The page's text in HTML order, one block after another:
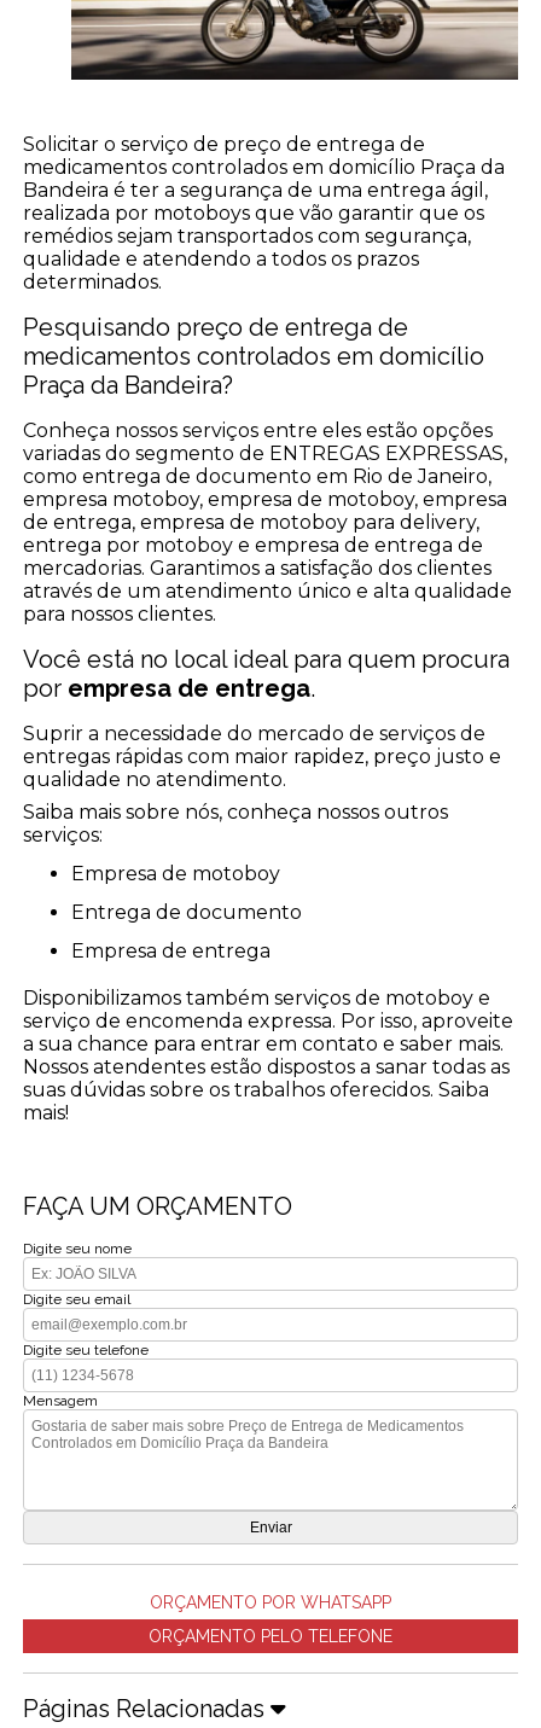
Solicitar o serviço de preço de entrega de
medicamentos controlados em domicílio Praça da
Bandeira é ter a segurança de uma entrega ágil,
realizada por motoboys que vão garantir que os
remédios sejam transportados com segurança,
qualidade e atendendo a todos os prazos
determinados.
Pesquisando preço de entrega de
medicamentos controlados em domicílio
Praça da Bandeira?
Conheça nossos serviços entre eles estão opções
variadas do segmento de ENTREGAS EXPRESSAS,
como entrega de documento em Rio de Janeiro,
empresa motoboy, empresa de motoboy, empresa
de entrega, empresa de motoboy para delivery,
entrega por motoboy e empresa de entrega de
mercadorias. Garantimos a satisfação dos clientes
através de um atendimento único e alta qualidade
para nossos clientes.
Você está no local ideal para quem procura
por empresa de entrega.
Suprir a necessidade do mercado de serviços de
entregas rápidas com maior rapidez, preço justo e
qualidade no atendimento.
Saiba mais sobre nós, conheça nossos outros
serviços:
empresa de motoboy
entrega de documento
empresa de entrega
Disponibilizamos também serviços de motoboy e
serviço de encomenda expressa. Por isso, aproveite
a sua chance para entrar em contato e saber mais.
Nossos atendentes estão dispostos a sanar todas as
suas dúvidas sobre os trabalhos oferecidos. Saiba
mais!
FAÇA UM ORÇAMENTO
Digite seu nome
Digite seu email
Digite seu telefone
Mensagem
ORÇAMENTO POR WHATSAPP
ORÇAMENTO PELO TELEFONE
Páginas Relacionadas